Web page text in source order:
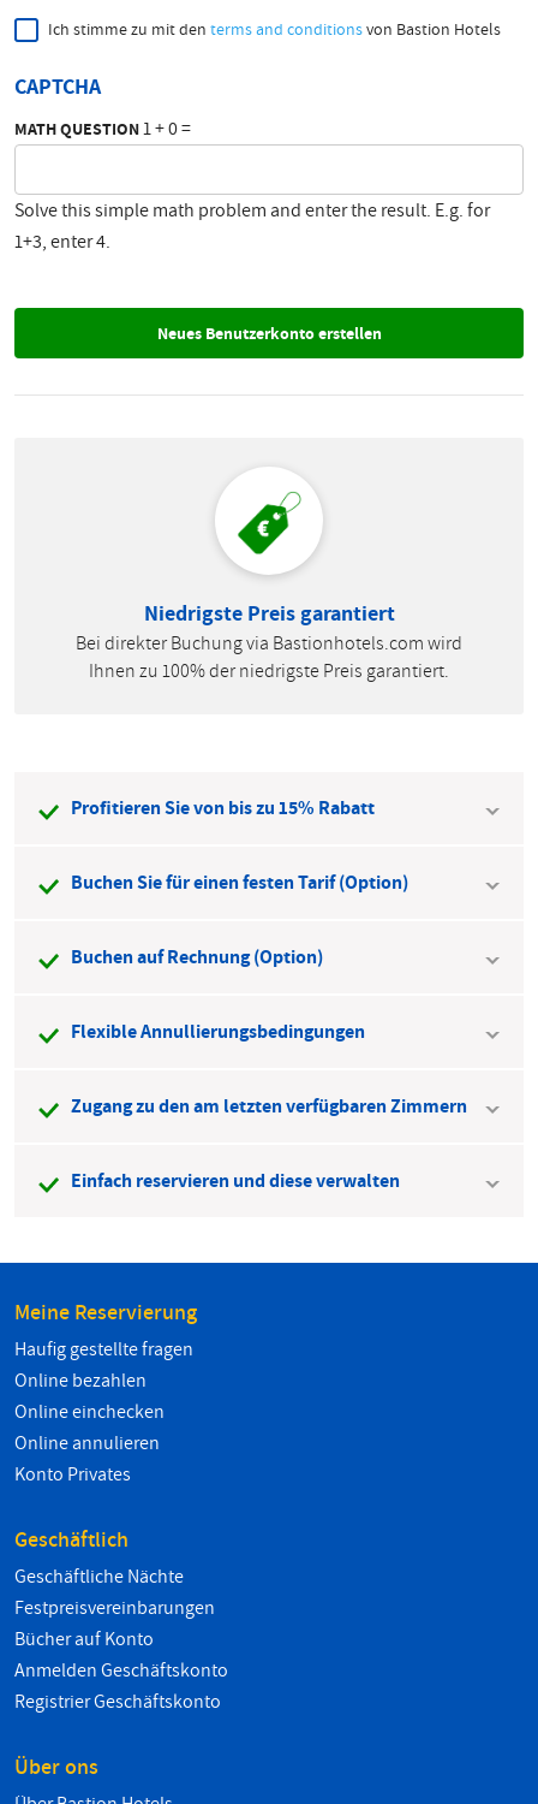
Ich stimme zu mit den terms and conditionsvon Bastion Hotels
CAPTCHA
MATH QUESTION1 + 0 =
Solve this simple math problem and enter the result. E.g. for
1+3, enter 4.
Niedrigste Preis garantiert
Bei direkter Buchung via Bastionhotels.com wird
Ihnen zu 100% der niedrigste Preis garantiert.
Profitieren Sie von bis zu 15% Rabatt
Buchen Sie für einen festen Tarif (Option)
Buchen auf Rechnung (Option)
Flexible Annullierungsbedingungen
Zugang zu den am letzten verfügbaren Zimmern
Einfach reservieren und diese verwalten
Meine Reservierung
Haufig gestellte fragen
Online bezahlen
Online einchecken
Online annulieren
Konto Privates
Geschäftlich
Geschäftliche Nächte
Festpreisvereinbarungen
Bücher auf Konto
Anmelden Geschäftskonto
Registrier Geschäftskonto
Über ons